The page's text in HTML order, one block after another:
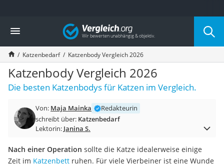
Die beliebtesten Vergleiche nach Kategorie
Drogerie
Inhalator
Haarschneider
Rollator
Braun Rasierer
Katzenklappe (Chip)
Masturbator
Massagepistole
Reisehaartrockner
Eiweißpulver
Vergleich
Katzenbedarf Katzenbody Vergleich 2026
Katzenbody Vergleich 2026
Die besten Katzenbodys für Katzen im Vergleich.
Von: Maja Mainka
Redakteurin
schreibt über: Katzenbedarf
Lektorin: Janina S.
Nach einer Operation sollte die Katze idealerweise einige
Zeit im Katzenbett ruhen. Für viele Vierbeiner ist eine Wunde